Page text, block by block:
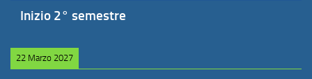
Inizio 2° semestre
22 Marzo 2027